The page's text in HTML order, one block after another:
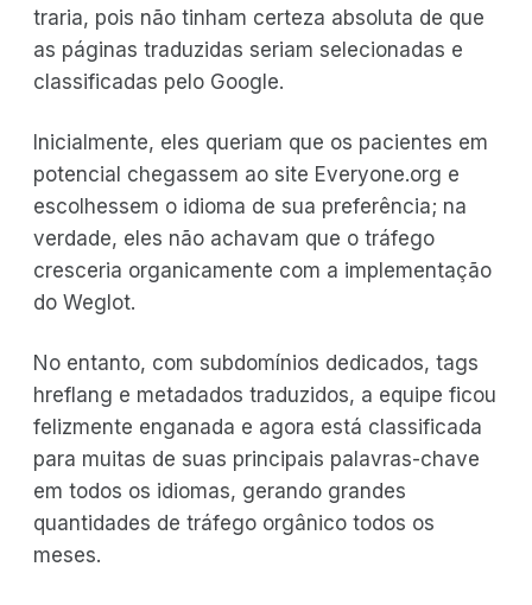
traria, pois não tinham certeza absoluta de que
as páginas traduzidas seriam selecionadas e
classificadas pelo Google.
Inicialmente, eles queriam que os pacientes em
potencial chegassem ao site Everyone.org e
escolhessem o idioma de sua preferência; na
verdade, eles não achavam que o tráfego
cresceria organicamente com a implementação
do Weglot.
No entanto, com subdomínios dedicados, tags
hreflang e metadados traduzidos, a equipe ficou
felizmente enganada e agora está classificada
para muitas de suas principais palavras-chave
em todos os idiomas, gerando grandes
quantidades de tráfego orgânico todos os
meses.